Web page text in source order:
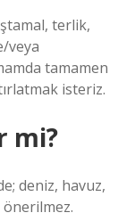
terlik,
veya
tamamen
isteriz.
mi?
deniz, havuz,